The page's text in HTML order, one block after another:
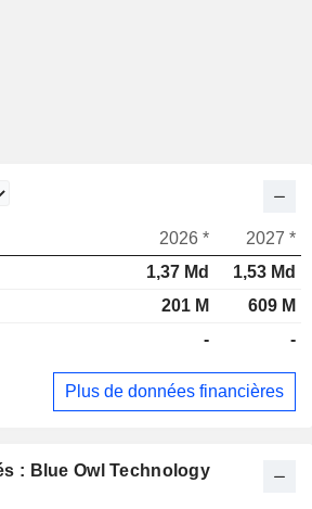
: Blue Owl Technology
2026 *
2027 *
1,37 Md
1,53 Md
201 M
609 M
- -
Plus de données financières